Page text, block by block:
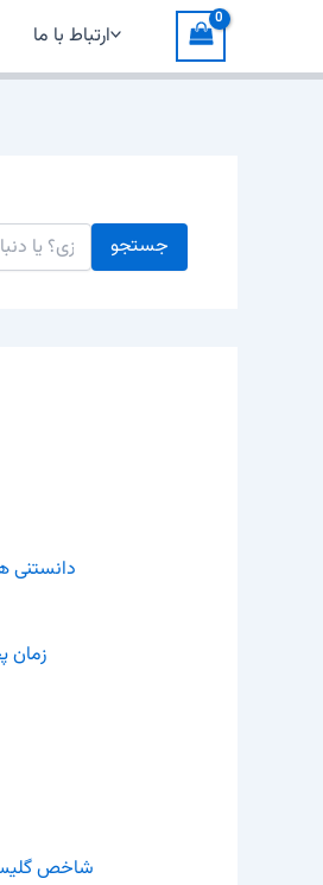
ارتباط با ما
جستجو
دانستنی
زمان
شاخص